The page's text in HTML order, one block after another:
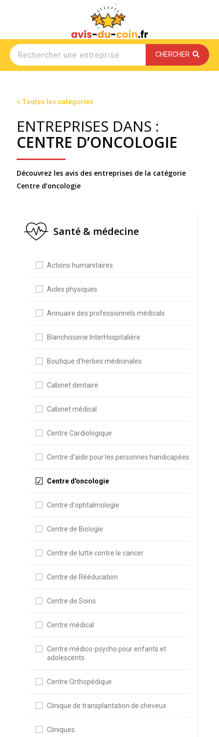
CHERCHER
< Toutes les catégories
ENTREPRISES DANS :
CENTRE D’ONCOLOGIE
Découvrez les avis des entreprises de la catégorie
Centre d’oncologie
Santé & médecine
Actions humanitaires
Aides physiques
Annuaire des professionnels médicals
Blanchisserie InterHospitalière
Boutique d'herbes médicinales
Cabinet dentaire
Cabinet médical
Centre Cardiologique
Centre d'aide pour les personnes handicapées
Centre d'oncologie
Centre d'ophtalmologie
Centre de Biologie
Centre de lutte contre le cancer
Centre de Rééducation
Centre de Soins
Centre médical
Centre médico-psycho pour enfants et
adolescents
Centre Orthopédique
Clinique de transplantation de cheveux
Cliniques